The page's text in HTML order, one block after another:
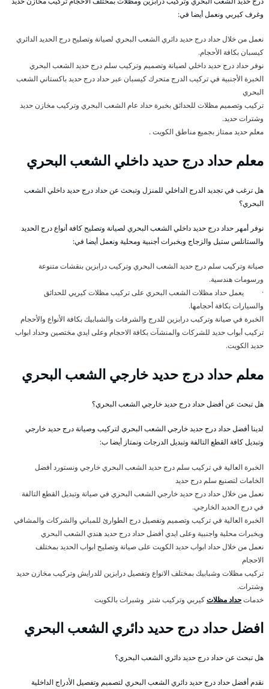
وغرف كيربي ونعمل أيضا في:
نعمل من خلال حداد درج حديد دائري الشعب البحري لصيانة وتصليح درج الحديد الدائري
كيسبان بكافة الأحجام.
نوفر حداد درج حديد داخلي لصيانة وتصميم وتركيب سلم درج حديد الشعب البحري
الخبرة الأجنبية في تركيب الدرج متحرك كيسبان عبر حداد درج حديد باكستاني الشعب
البحري
تركيب وتصميم مظلات للحدائق بخبرة حداد عام الشعب البحري وتركيب مخازن حديد
وشترات حديد.
معلم حديد ممتاز بجميع مناطق الكويت .
معلم حداد درج حديد داخلي الشعب البحري
هل ترغب في تجديد الدرج الداخلي للمنزل وتبحث عن حداد درج حديد داخلي الشعب
البحري؟
نوفر أمهر حداد درج حديد داخلي الشعب البحري لصيانة وتصليح كافة أنواع درج الحديد
والستانلس ستيل والزجاج وبخبرات أجنبية ومحلية ونعمل أيضا في:
صيانة وتركيب سلم درج حديد الشعب البحري وتركيب درابزين بنقشات متنوعة
ورسومات هندسية.
· يعمل حداد مظلات الشعب البحري على تركيب مظلات كيريي للحدائق
والسيارات بكافة أحجامها.
الخبرة في صيانة وتركيب درابزين للدرج والشرفات والشبابيك بكافة الأنواع والأحجام
تركيب أبواب حديد للشركات والمنشآت بكافة الاحجام وعلى ايدي مختصين وحداد ابواب
حديد الكويت.
معلم حداد درج حديد خارجي الشعب البحري
هل تبحث عن أفضل حداد درج حديد خارجي الشعب البحري؟
لدينا أفضل حداد درج حديد خارجي الشعب البحري لتركيب وصيانة درج حديد خارجي
وتبديل كافة القطع التالفة وتبديل الدرجات ونمتاز أيضا ب:
الخبرة العالية في تركيب سلم درج حديد الشعب البحري خارجي ونستورد أفضل
الخامات لتصنيع سلم درج حديد
نعمل من خلال حداد درج حديد خارجي الشعب البحري في صيانة وتبديل القطع التالفة
في درج الحديد الخارجي.
الخبرة العالية في تركيب وتصميم وتفصيل درج الطوارئ للمباني والشركات والمشافي
وبخبرات محلية واجنبية وعلى ايدي أفضل حداد درج حديد هندي الشعب البحري
نعمل من خلال حداد ابواب حديد الكويت على صيانة وتصليح ابواب الحديد بمختلف
الاحجام
تركيب مظلات وشبابيك بمختلف الانواع وتفصيل درابزين للدرايش وتركيب مخازن حديد
وشترات.
خدماتحداد مظلاتكيربي وتركيب شتر وشبرات بالكويت
افضل حداد درج حديد دائري الشعب البحري
هل تبحث عن حداد درج حديد دائري الشعب البحري؟
نقدم أفضل حداد درج حديد دائري الشعب البحري لتصميم وتفصيل الأدراج الداخلية